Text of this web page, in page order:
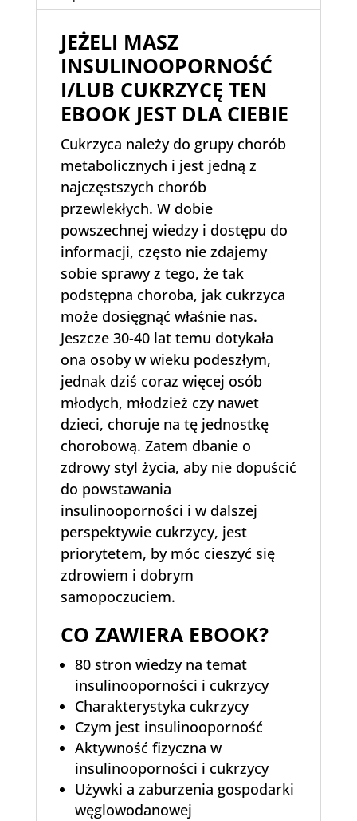
JEŻELI MASZ
INSULINOOPORNOŚĆ
I/LUB CUKRZYCĘ TEN
EBOOK JEST DLA CIEBIE
Cukrzyca należy do grupy chorób
metabolicznych i jest jedną z
najczęstszych chorób
przewlekłych. W dobie
powszechnej wiedzy i dostępu do
informacji, często nie zdajemy
sobie sprawy z tego, że tak
podstępna choroba, jak cukrzyca
może dosięgnąć właśnie nas.
Jeszcze 30-40 lat temu dotykała
ona osoby w wieku podeszłym,
jednak dziś coraz więcej osób
młodych, młodzież czy nawet
dzieci, choruje na tę jednostkę
chorobową. Zatem dbanie o
zdrowy styl życia, aby nie dopuścić
do powstawania
insulinooporności i w dalszej
perspektywie cukrzycy, jest
priorytetem, by móc cieszyć się
zdrowiem i dobrym
samopoczuciem.
CO ZAWIERA EBOOK?
80 stron wiedzy na temat
insulinooporności i cukrzycy
Charakterystyka cukrzycy
Czym jest insulinooporność
Aktywność fizyczna w
insulinooporności i cukrzycy
Używki a zaburzenia gospodarki
węglowodanowej